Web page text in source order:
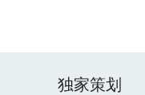
独家策划